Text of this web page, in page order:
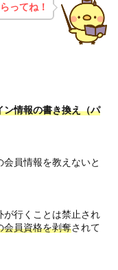
ってね！
ン情報の書き換え（パ
員情報を教えないと
が行くことは禁止され
会員資格を剥奪されて